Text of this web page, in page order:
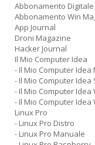
Abbonamento Digitale
Abbonamento Win
App Journal
Droni Magazine
Hacker Journal
Il Mio Computer Idea
- Il Mio Computer Idea
- Il Mio Computer Idea
- Il Mio Computer Idea
- Il Mio Computer Idea
Linux Pro
- Linux Pro Distro
- Linux Pro Manuale